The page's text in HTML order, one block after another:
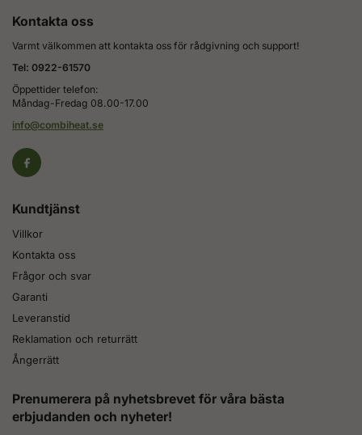
Kontakta oss
Varmt välkommen att kontakta oss för rådgivning och support!
Tel: 0922-61570
Öppettider telefon:
Måndag-Fredag 08.00-17.00
info@combiheat.se
Kundtjänst
Villkor
Kontakta oss
Frågor och svar
Garanti
Leveranstid
Reklamation och returrätt
Ångerrätt
Prenumerera på nyhetsbrevet för våra bästa
erbjudanden och nyheter!